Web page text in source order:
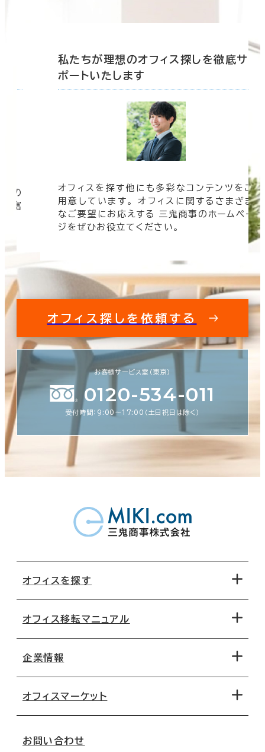
の
豊富
私たちが理想のオフィス探しを徹底サ
ポートいたします
オフィスを探す他にも多彩なコンテンツをご
用意しています。 オフィスに関するさまざま
なご要望にお応えする 三鬼商事のホームペー
ジをぜひお役立てください。
オフィス探しを依頼する
お客様サービス室（東京）
0120-534-011
受付時間：9:00〜17:00（土日祝日は除く）
オフィスを探す
地図から探す
路線・駅から探す
オフィス移転マニュアル
移転コストシミュレーション
移転スケジュール
オフィス移転Q&A
企業情報
オフィスマーケット
お問い合わせ